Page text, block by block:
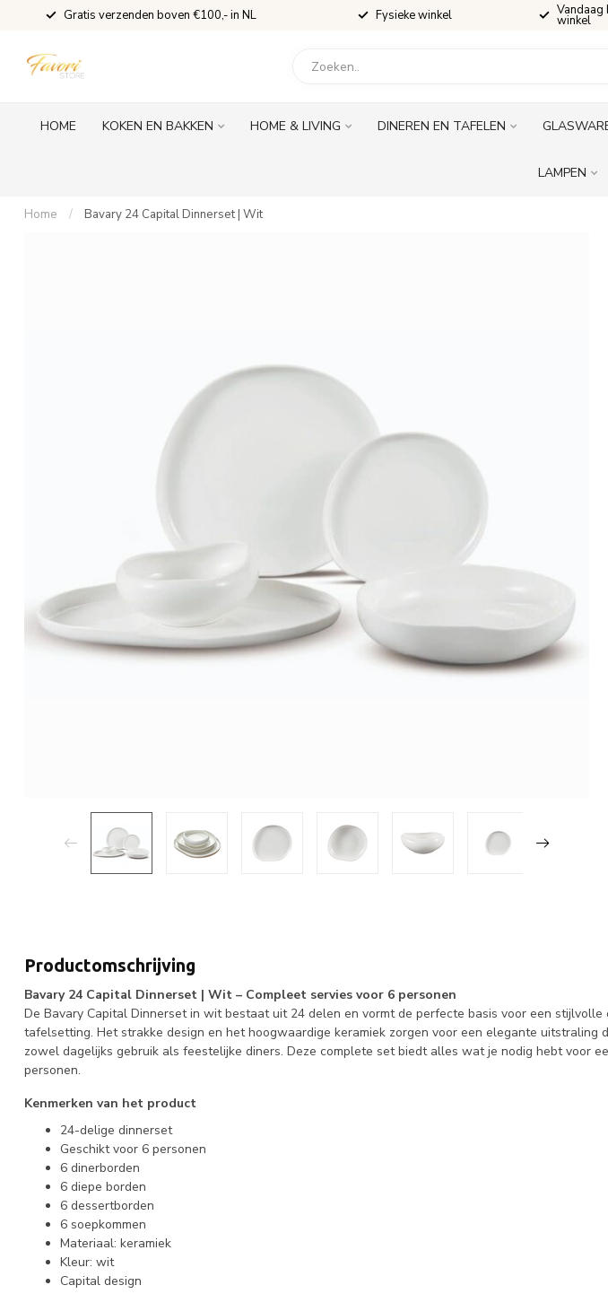
Gratis verzenden boven €100,- in NL Fysieke winkel Vandaag
winkel
HOME KOKEN EN BAKKEN HOME & LIVING DINEREN EN TAFELEN
LAMPEN
Home / Bavary 24 Capital Dinnerset | Wit
Productomschrijving
Bavary 24 Capital Dinnerset | Wit – Compleet servies voor 6 personen
De Bavary Capital Dinnerset in wit bestaat uit 24 delen en vormt de perfecte basis voor een stijlvolle
tafelsetting. Het strakke design en het hoogwaardige keramiek zorgen voor een elegante uitstraling
zowel dagelijks gebruik als feestelijke diners. Deze complete set biedt alles wat je nodig hebt voor
personen.
Kenmerken van het product
24-delige dinnerset
Geschikt voor 6 personen
6 dinerborden
6 diepe borden
6 dessertborden
6 soepkommen
Materiaal: keramiek
Kleur: wit
Capital design